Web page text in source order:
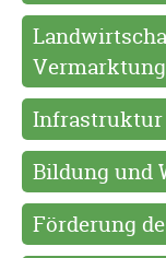
Vermarktung
Infrastruktur
Bildung und
Förderung